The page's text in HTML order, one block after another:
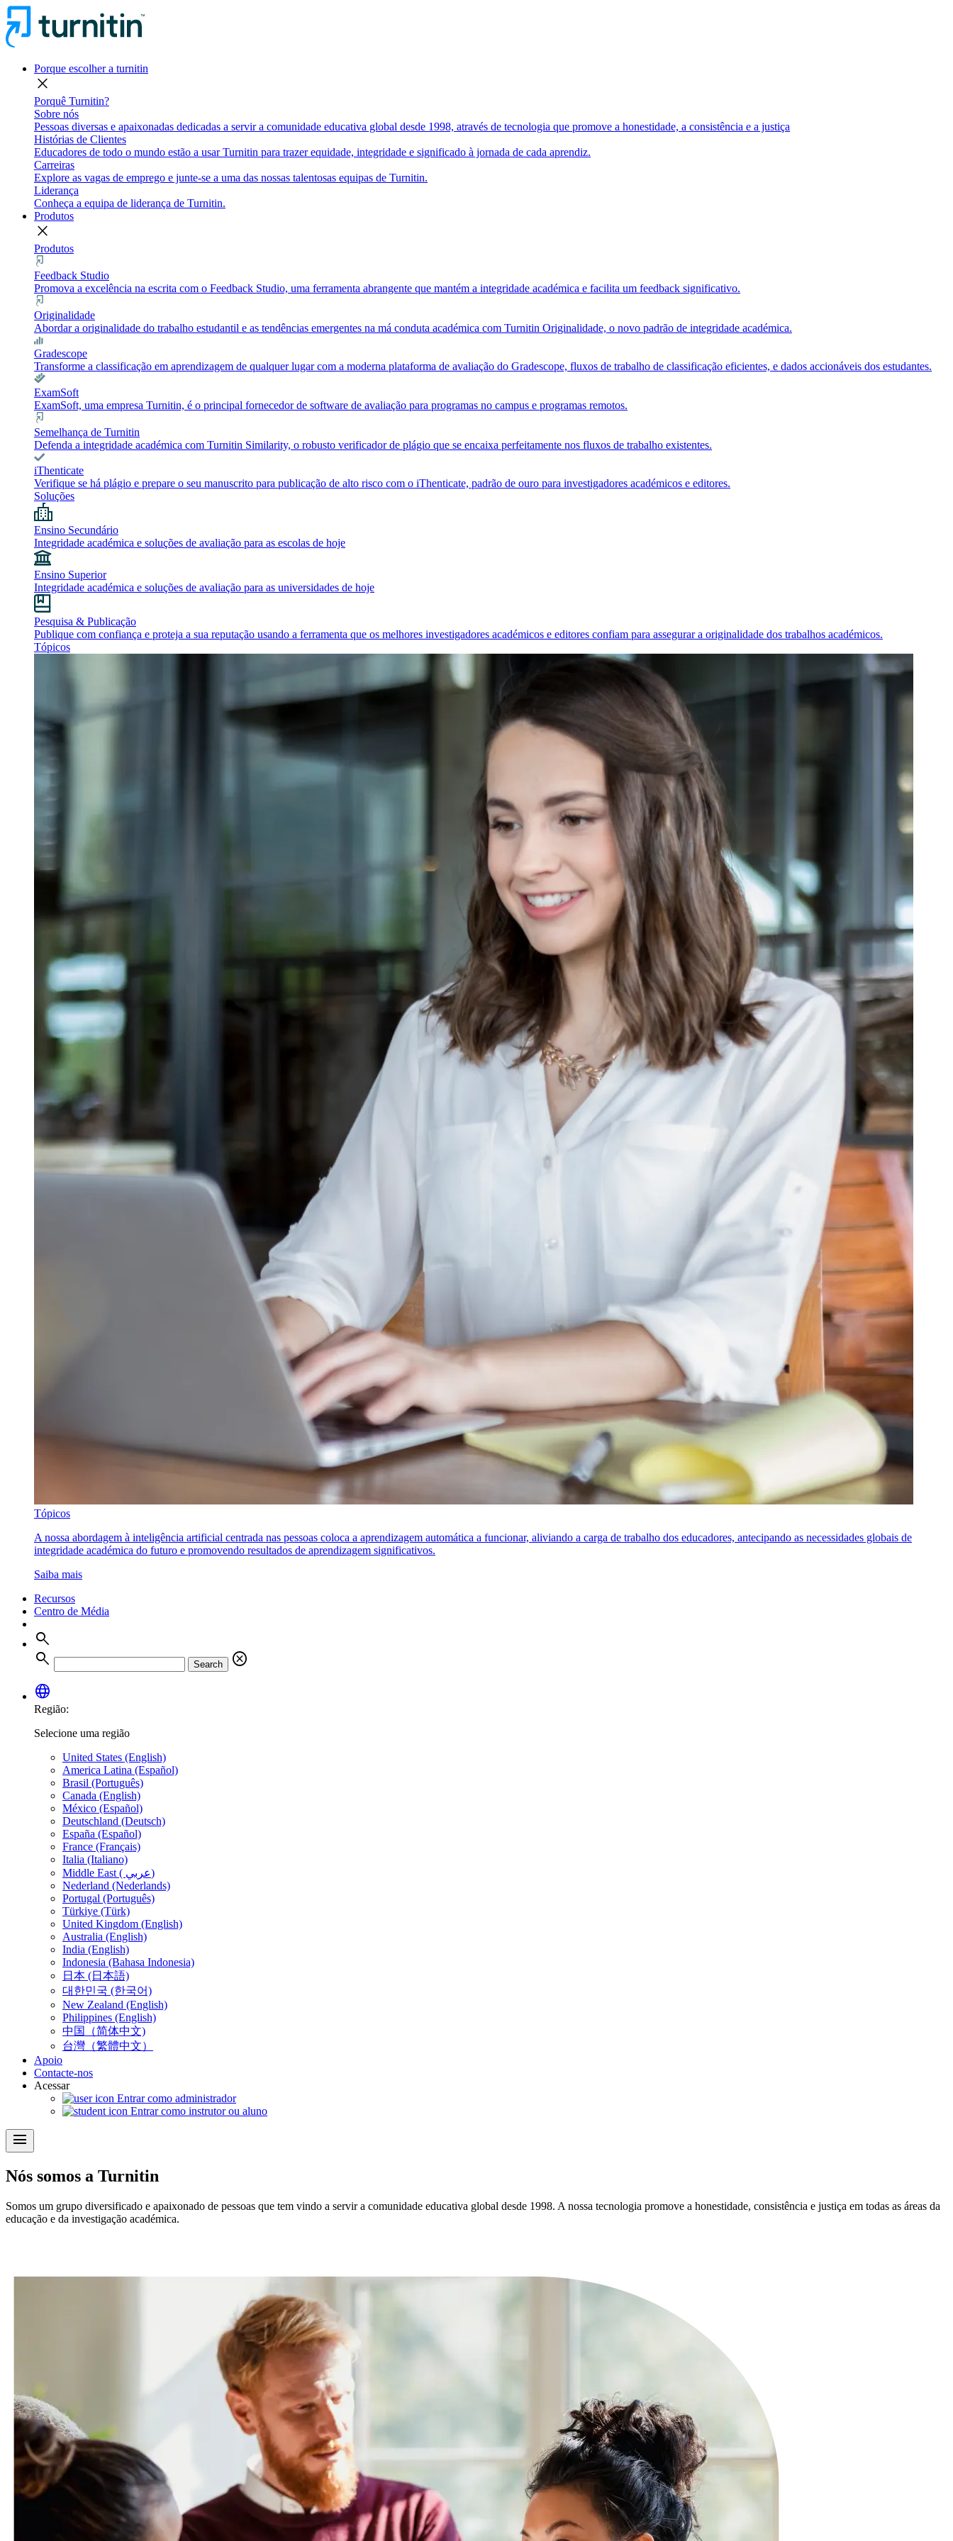
Porque escolher a turnitin
close
Porquê Turnitin?
Sobre nós
Pessoas diversas e apaixonadas dedicadas a servir a comunidade educativa global desde 1998, através de tecnologia que promove a honestidade, a consistência e a justiça
Histórias de Clientes
Educadores de todo o mundo estão a usar Turnitin para trazer equidade, integridade e significado à jornada de cada aprendiz.
Carreiras
Explore as vagas de emprego e junte-se a uma das nossas talentosas equipas de Turnitin.
Liderança
Conheça a equipa de liderança de Turnitin.
Produtos
close
Produtos
Feedback Studio
Promova a excelência na escrita com o Feedback Studio, uma ferramenta abrangente que mantém a integridade académica e facilita um feedback significativo.
Originalidade
Abordar a originalidade do trabalho estudantil e as tendências emergentes na má conduta académica com Turnitin Originalidade, o novo padrão de integridade académica.
Gradescope
Transforme a classificação em aprendizagem de qualquer lugar com a moderna plataforma de avaliação do Gradescope, fluxos de trabalho de classificação eficientes, e dados accionáveis dos estudantes.
ExamSoft
ExamSoft, uma empresa Turnitin, é o principal fornecedor de software de avaliação para programas no campus e programas remotos.
Semelhança de Turnitin
Defenda a integridade académica com Turnitin Similarity, o robusto verificador de plágio que se encaixa perfeitamente nos fluxos de trabalho existentes.
iThenticate
Verifique se há plágio e prepare o seu manuscrito para publicação de alto risco com o iThenticate, padrão de ouro para investigadores académicos e editores.
Soluções
Ensino Secundário
Integridade académica e soluções de avaliação para as escolas de hoje
Ensino Superior
Integridade académica e soluções de avaliação para as universidades de hoje
Pesquisa & Publicação
Publique com confiança e proteja a sua reputação usando a ferramenta que os melhores investigadores académicos e editores confiam para assegurar a originalidade dos trabalhos académicos.
Tópicos
Tópicos
A nossa abordagem à inteligência artificial centrada nas pessoas coloca a aprendizagem automática a funcionar, aliviando a carga de trabalho dos educadores, antecipando as necessidades globais de
integridade académica do futuro e promovendo resultados de aprendizagem significativos.
Saiba mais
Recursos
Centro de Média
search
search
Search
cancel
language
Região:
Selecione uma região
United States (English)
America Latina (Español)
Brasil (Português)
Canada (English)
México (Español)
Deutschland (Deutsch)
España (Español)
France (Français)
Italia (Italiano)
Middle East ( عربي)
Nederland (Nederlands)
Portugal (Português)
Türkiye (Türk)
United Kingdom (English)
Australia (English)
India (English)
Indonesia (Bahasa Indonesia)
日本 (日本語)
대한민국 (한국어)
New Zealand (English)
Philippines (English)
中国（简体中文)
台灣（繁體中文）
Apoio
Contacte-nos
Acessar
Entrar como administrador
Entrar como instrutor ou aluno
menu
Nós somos a Turnitin
Somos um grupo diversificado e apaixonado de pessoas que tem vindo a servir a comunidade educativa global desde 1998. A nossa tecnologia promove a honestidade, consistência e justiça em todas as áreas da
educação e da investigação académica.